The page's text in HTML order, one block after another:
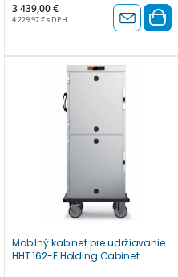
3 439,00 €
4 229,97 € s DPH
Mobilný kabinet pre udržiavanie
HHT 162-E Holding Cabinet